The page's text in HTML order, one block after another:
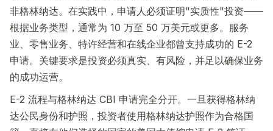
非格林纳达。在实践中，申请人必须证明"实质性"投资——
根据业务类型，通常为 10 万至 50 万美元或更多。服务
业、零售业务、特许经营和在线企业都曾支持成功的 E-2
申请。关键要求是投资必须真实、有风险，并足以确保业务
的成功运营。
E-2 流程与格林纳达 CBI 申请完全分开。一旦获得格林纳
达公民身份和护照，投资者使用格林纳达护照作为合格国